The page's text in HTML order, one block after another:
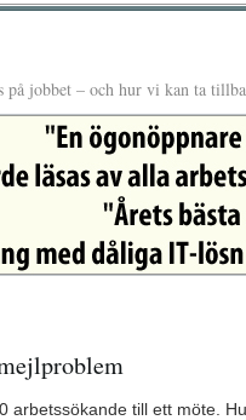
på jobbet – och hur vi kan ta
arbetssökande till ett möte.